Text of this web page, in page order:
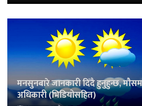
मनसुनबारे जानकारी दिँदै हुनुहुन्छ,
अधिकारी (भिडियोसहित)